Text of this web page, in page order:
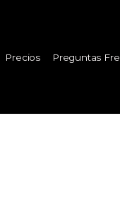
Precios Preguntas